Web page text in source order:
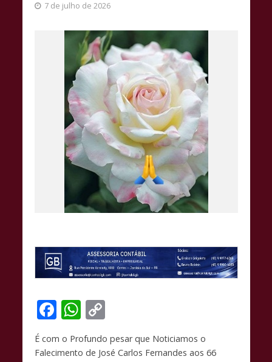
7 de julho de 2026
F
ac
e
W
h
at
C
p
É com o Profundo pesar que Noticiamos o
Falecimento de José Carlos Fernandes aos 66